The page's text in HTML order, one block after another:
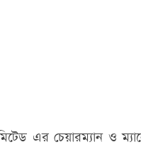
এর চেয়ারম্যান ও